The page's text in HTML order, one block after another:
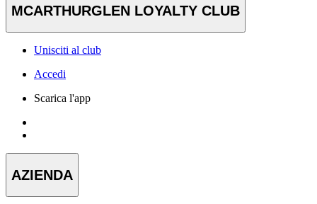
MCARTHURGLEN LOYALTY CLUB
Unisciti al club
Accedi
Scarica l'app
AZIENDA